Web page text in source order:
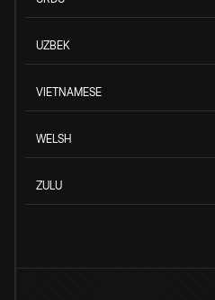
UZBEK
VIETNAMESE
WELSH
ZULU